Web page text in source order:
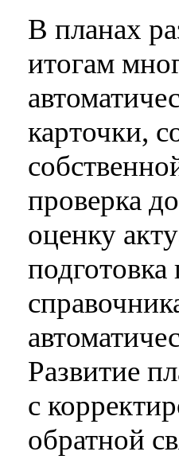
В планах
итогам
карточки,
проверка
оценку
Развитие
с
обратной